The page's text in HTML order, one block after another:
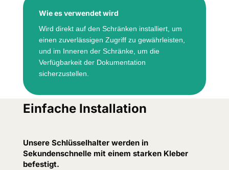
Wie es verwendet wird
Wird direkt auf den Schränken installiert, um
einen zuverlässigen Zugriff zu gewährleisten,
und im Inneren der Schränke, um die
Verfügbarkeit der Dokumentation
sicherzustellen.
Einfache Installation
Unsere Schlüsselhalter werden in
Sekundenschnelle mit einem starken Kleber
befestigt.